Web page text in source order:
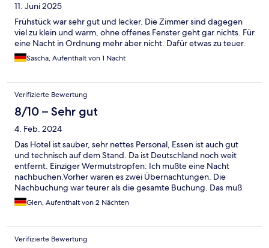
11. Juni 2025
Frühstück war sehr gut und lecker. Die Zimmer sind dagegen
viel zu klein und warm, ohne offenes Fenster geht gar nichts. Für
eine Nacht in Ordnung mehr aber nicht. Dafür etwas zu teuer.
Sascha, Aufenthalt von 1 Nacht
Verifizierte Bewertung
8/10 – Sehr gut
4. Feb. 2024
Das Hotel ist sauber, sehr nettes Personal, Essen ist auch gut
und technisch auf dem Stand. Da ist Deutschland noch weit
entfernt. Einziger Wermutstropfen: Ich mußte eine Nacht
nachbuchen.Vorher waren es zwei Übernachtungen. Die
Nachbuchung war teurer als die gesamte Buchung. Das muß
und darf einfach nicht sein.
Glen, Aufenthalt von 2 Nächten
Verifizierte Bewertung